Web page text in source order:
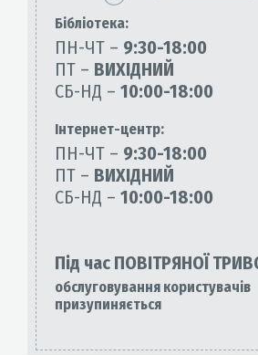
Бiблiотека:
ПН-ЧТ – 9:30-18:00
ПТ – ВИХІДНИЙ
СБ-НД – 10:00-18:00
Інтернет-центр:
ПН-ЧТ – 9:30-18:00
ПТ – ВИХІДНИЙ
СБ-НД – 10:00-18:00
Під час ПОВІТРЯНОЇ
обслуговування користувачів
призупиняється